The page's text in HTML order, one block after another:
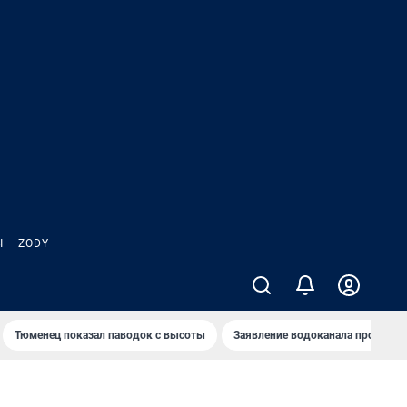
ZODY
Тюменец показал паводок с высоты Заявление водоканала про